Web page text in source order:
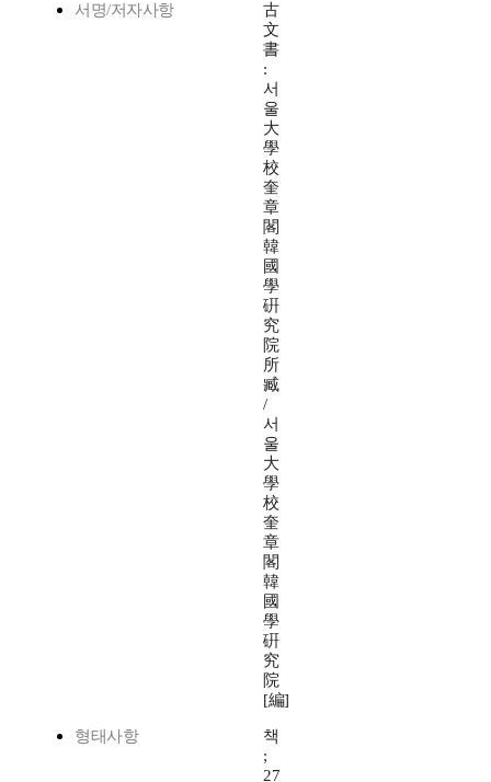
서명/저자사항
古
文
書
:
서
울
大
學
校
奎
章
閣
韓
國
學
硏
究
院
所
臧
/
서
울
大
學
校
奎
章
閣
韓
國
學
硏
究
院
[編]
형태사항
책
;
27